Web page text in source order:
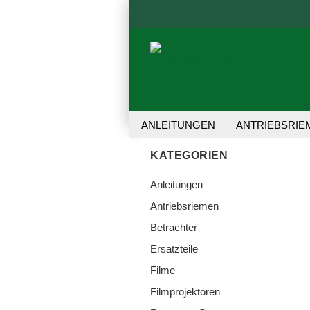
ANLEITUNGEN
REPARATUR-SET
KATEGORIEN
Anleitungen
Antriebsriemen
Betrachter
Ersatzteile
Filme
Filmprojektoren